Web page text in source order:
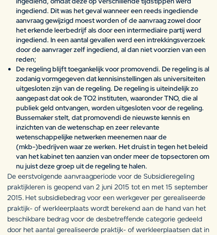
ingediend. Dit was het geval wanneer een reeds ingediende
aanvraag gewijzigd moest worden of de aanvraag zowel door
het erkende leerbedrijf als door een intermediaire partij werd
ingediend. In een aantal gevallen werd een intrekkingsverzoek
door de aanvrager zelf ingediend, al dan niet voorzien van een
reden;
De regeling blijft toegankelijk voor promovendi. De regeling is al
zodanig vormgegeven dat kennisinstellingen als universiteiten
uitgesloten zijn van de regeling. De regeling is uiteindelijk zo
aangepast dat ook de TO2 instituten, waaronder TNO, die al
publiek geld ontvangen, worden uitgesloten voor de regeling.
Bussemaker stelt, dat promovendi de nieuwste kennis en
inzichten van de wetenschap en zeer relevante
wetenschappelijke netwerken meenemen naar de
(mkb-)bedrijven waar ze werken. Het druist in tegen het beleid
van het kabinet ten aanzien van onder meer de topsectoren om
nu juist deze groep uit de regeling te halen.
De eerstvolgende aanvraagperiode voor de Subsidieregeling
praktijkleren is geopend van 2 juni 2015 tot en met 15 september
2015. Het subsidiebedrag voor een werkgever per gerealiseerde
praktijk- of werkleerplaats wordt berekend aan de hand van het
beschikbare bedrag voor de desbetreffende categorie gedeeld
door het aantal gerealiseerde praktijk- of werkleerplaatsen dat in